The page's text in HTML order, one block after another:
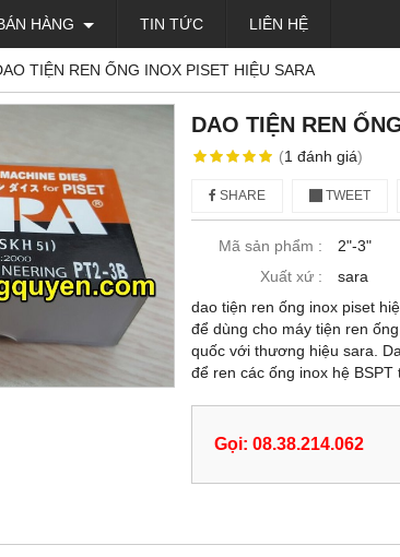
HÀNG TIN TỨC LIÊN HỆ
TIỆN REN ỐNG INOX PISET HIỆU SARA
DAO TIỆN REN
(1 đánh giá)
SHARE TWEET
Mã sản phẩm :
2"-3"
Xuất xứ :
sara
dao tiện ren ống inox piset
để dùng cho máy tiện ren
quốc với thương hiệu sara.
để ren các ống inox hệ BSPT
Gọi: 08.38.214.062